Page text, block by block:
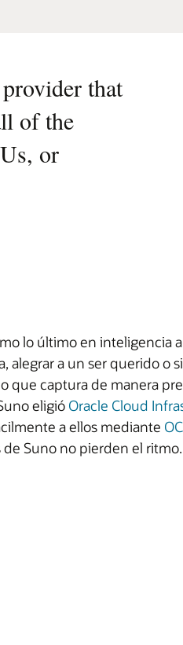
that
of the
or
lo último en inteligencia
alegrar a un ser querido o
que captura de manera
eligió Oracle Cloud
a ellos mediante
Suno no pierden el ritmo.